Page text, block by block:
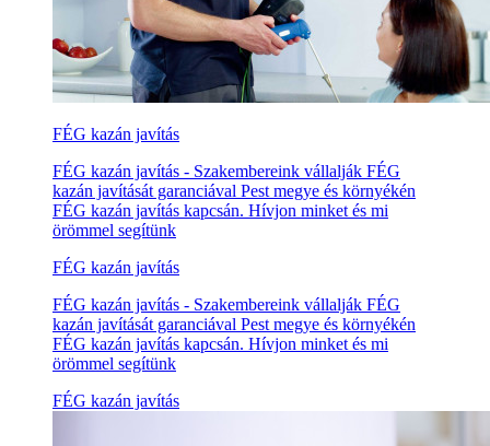
FÉG kazán javítás
FÉG kazán javítás - Szakembereink vállalják FÉG
kazán javítását garanciával Pest megye és környékén
FÉG kazán javítás kapcsán. Hívjon minket és mi
örömmel segítünk
FÉG kazán javítás
FÉG kazán javítás - Szakembereink vállalják FÉG
kazán javítását garanciával Pest megye és környékén
FÉG kazán javítás kapcsán. Hívjon minket és mi
örömmel segítünk
FÉG kazán javítás